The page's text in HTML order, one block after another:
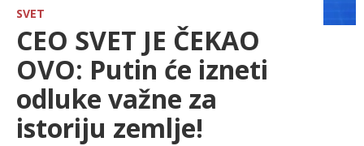
HRONIKA
FARMERI
SPORT
SVET
CEO SVET JE ČEKAO
OVO: Putin će izneti
odluke važne za
istoriju zemlje!